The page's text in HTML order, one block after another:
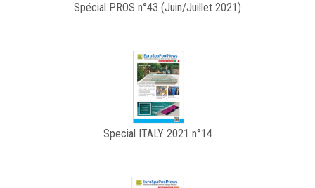
Spécial PROS n°43 (Juin/Juillet 2021)
Special ITALY 2021 n°14